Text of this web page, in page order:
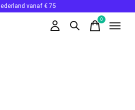
vanaf € 75
0items